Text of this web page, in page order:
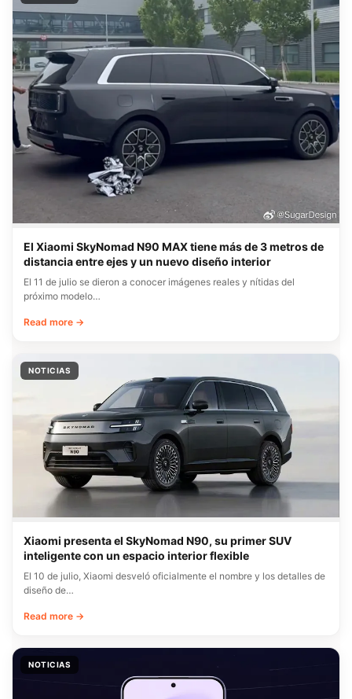
El Xiaomi SkyNomad N90 MAX tiene más de 3 metros de
distancia entre ejes y un nuevo diseño interior
El 11 de julio se dieron a conocer imágenes reales y nítidas del
próximo modelo…
Read more →
NOTICIAS
Xiaomi presenta el SkyNomad N90, su primer SUV
inteligente con un espacio interior flexible
El 10 de julio, Xiaomi desveló oficialmente el nombre y los detalles de
diseño de…
Read more →
NOTICIAS